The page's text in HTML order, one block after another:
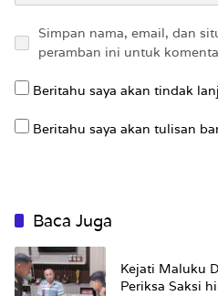
Simpan nama, email, dan
peramban ini untuk
Beritahu saya akan tindak
Beritahu saya akan tulisan
Baca Juga
Kejati Maluku
Periksa Saksi